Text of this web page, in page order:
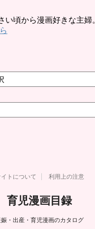
い頃から漫画好きな主婦
トについて 利用上の注意
育児漫画目録
・出産・育児漫画のカタログ